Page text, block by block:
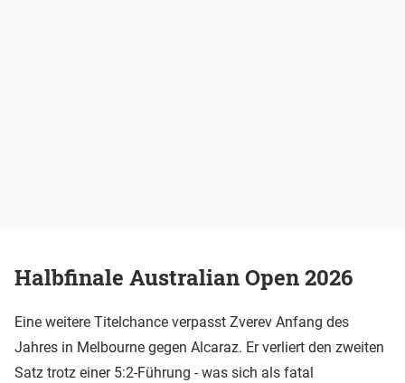
Halbfinale Australian Open 2026
Eine weitere Titelchance verpasst Zverev Anfang des
Jahres in Melbourne gegen Alcaraz. Er verliert den zweiten
Satz trotz einer 5:2-Führung - was sich als fatal